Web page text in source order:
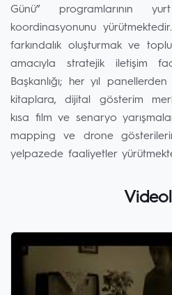
Günü” programlarının
koordinasyonunu
farkındalık oluşturmak ve
amacıyla stratejik iletişim
Başkanlığı; her yıl
kitaplara, dijital gösterim
kısa film ve senaryo
mapping ve drone
yelpazede faaliyetler